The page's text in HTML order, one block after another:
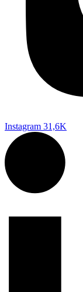
Instagram 31,6K